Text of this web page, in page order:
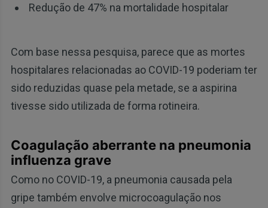
Redução de 47% na mortalidade hospitalar
Com base nessa pesquisa, parece que as mortes
hospitalares relacionadas ao COVID-19 poderiam ter
sido reduzidas quase pela metade, se a aspirina
tivesse sido utilizada de forma rotineira.
Coagulação aberrante na pneumonia
influenza grave
Como no COVID-19, a pneumonia causada pela
gripe também envolve microcoagulação nos